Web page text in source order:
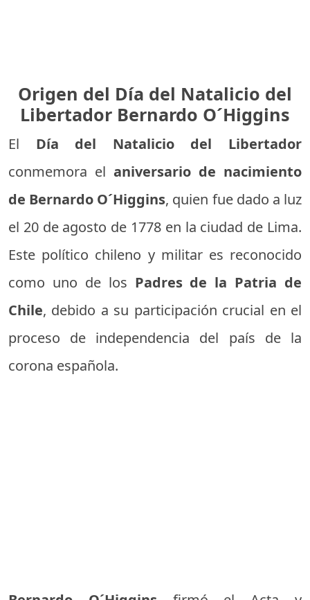
Origen del Día del Natalicio del
Libertador Bernardo O´Higgins
El Día del Natalicio del Libertador
conmemora el aniversario de nacimiento
de Bernardo O´Higgins, quien fue dado a luz
el 20 de agosto de 1778 en la ciudad de Lima.
Este político chileno y militar es reconocido
como uno de los Padres de la Patria de
Chile, debido a su participación crucial en el
proceso de independencia del país de la
corona española.